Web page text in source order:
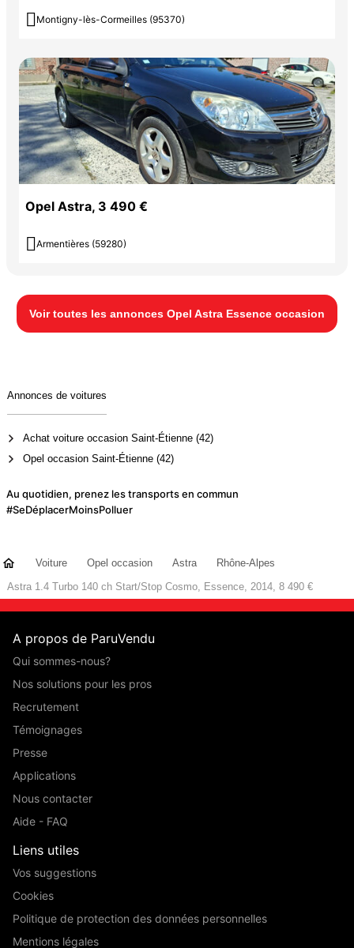
 Montigny-lès-Cormeilles (95370)
Opel Astra, 3 490 €
 Armentières (59280)
Voir toutes les annonces Opel Astra Essence occasion
Annonces de voitures
Achat voiture occasion Saint-Étienne (42)
Opel occasion Saint-Étienne (42)
Au quotidien, prenez les transports en commun
#SeDéplacerMoinsPolluer
Voiture Opel occasion Astra
Rhône-Alpes
Astra 1.4 Turbo 140 ch Start/Stop Cosmo, Essence, 2014, 8 490 €
A propos de ParuVendu
Qui sommes-nous?
Nos solutions pour les pros
Recrutement
Témoignages
Presse
Applications
Nous contacter
Aide - FAQ
Liens utiles
Vos suggestions
Cookies
Politique de protection des données personnelles
Mentions légales